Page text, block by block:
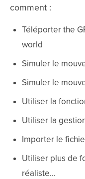
comment :
Téléporter the
world
Simuler le
Simuler le
Utiliser la
Utiliser la
Importer le
Utiliser plus de
réaliste...